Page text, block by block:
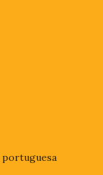
portuguesa